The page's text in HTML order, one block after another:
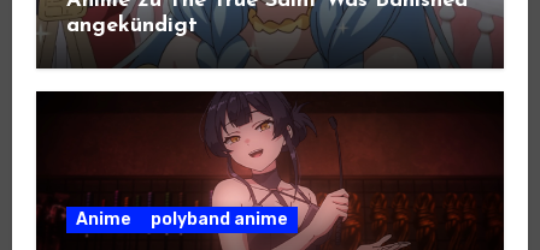
angekündigt
Anime polyband anime